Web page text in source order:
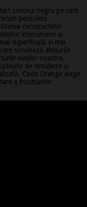
covorul negru pe care
pericolele
constructelor
interumane și
superficială și mai
sondează abisurile
vieților noastre,
de simulacre și
Code Orange alege
a frustrărilor